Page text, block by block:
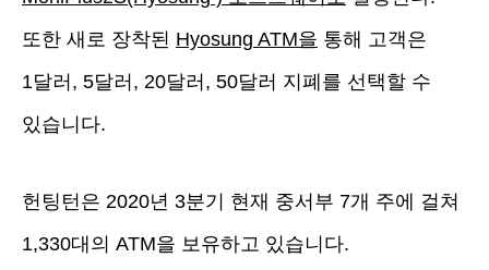
또한 새로 장착된 Hyosung ATM을 통해 고객은
1달러, 5달러, 20달러, 50달러 지폐를 선택할 수
있습니다.
헌팅턴은 2020년 3분기 현재 중서부 7개 주에 걸쳐
1,330대의 ATM을 보유하고 있습니다.